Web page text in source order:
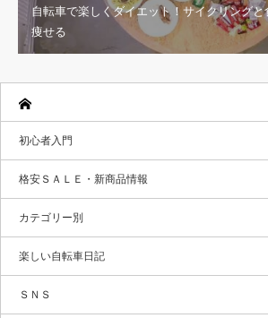
自転車で楽しくダイエット！サイクリングと
痩せる
初心者入門
格安ＳＡＬＥ・新商品情報
カテゴリー別
楽しい自転車日記
ＳＮＳ